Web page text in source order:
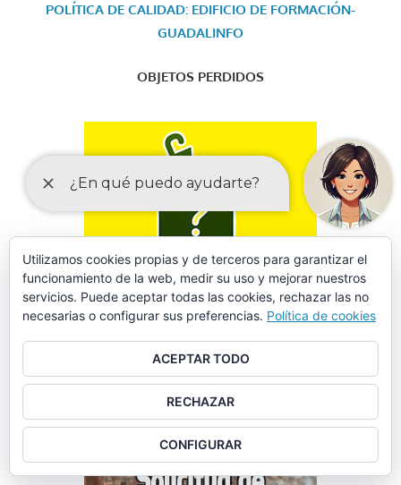
POLÍTICA DE CALIDAD: EDIFICIO DE FORMACIÓN-
GUADALINFO
OBJETOS PERDIDOS
FORMULARIO DE SOLICITUD DE DATOS EN SINIESTROS
VIALES
Utilizamos cookies propias y de terceros para garantizar el
funcionamiento de la web, medir su uso y mejorar nuestros
servicios. Puede aceptar todas las cookies, rechazar las no
necesarias o configurar sus preferencias. Política de cookies
ACEPTAR TODO
RECHAZAR
CONFIGURAR